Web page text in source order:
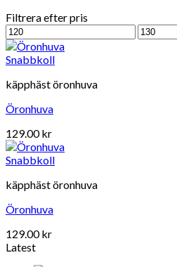
Filtrera efter pris
Min
pris
Max
pris
Snabbkoll
käpphäst öronhuva
Öronhuva
129.00kr
Snabbkoll
käpphäst öronhuva
Öronhuva
129.00kr
Latest